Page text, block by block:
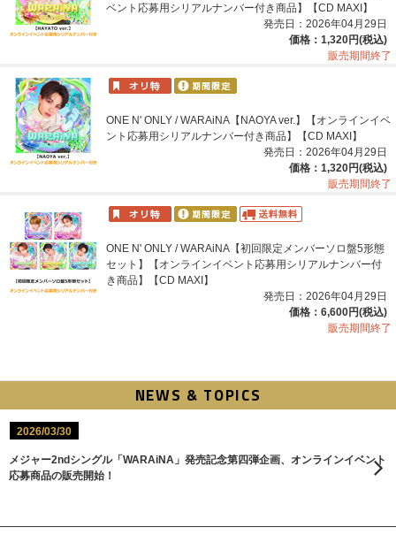
ベント応募用シリアルナンバー付き商品】【CD MAXI】
発売日：2026年04月29日
価格：1,320円(税込)
販売期間終了
ONE N' ONLY / WARAiNA【NAOYA ver.】【オンラインイベ
ント応募用シリアルナンバー付き商品】【CD MAXI】
発売日：2026年04月29日
価格：1,320円(税込)
販売期間終了
ONE N' ONLY / WARAiNA【初回限定メンバーソロ盤5形態
セット】【オンラインイベント応募用シリアルナンバー付
き商品】【CD MAXI】
発売日：2026年04月29日
価格：6,600円(税込)
販売期間終了
NEWS & TOPICS
2026/03/30
メジャー2ndシングル「WARAiNA」発売記念第四弾企画、オンラインイベント
応募商品の販売開始！